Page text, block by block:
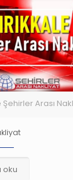
Şehirler Arası
oku